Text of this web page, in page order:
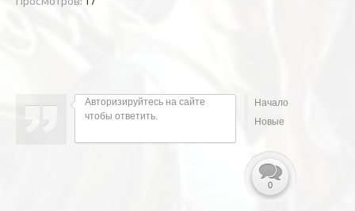
Начало
Новые
0
Авторизируйтесь на сайте
чтобы ответить.